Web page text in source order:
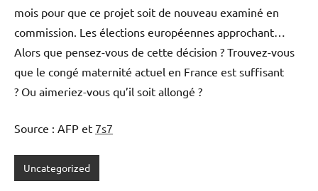
mois pour que ce projet soit de nouveau examiné en
commission. Les élections européennes approchant…
Alors que pensez-vous de cette décision ? Trouvez-vous
que le congé maternité actuel en France est suffisant
? Ou aimeriez-vous qu’il soit allongé ?
Source : AFP et 7s7
Uncategorized